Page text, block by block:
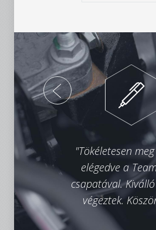
"Tökéletesen
elégedve a
csapatával.
végeztek.